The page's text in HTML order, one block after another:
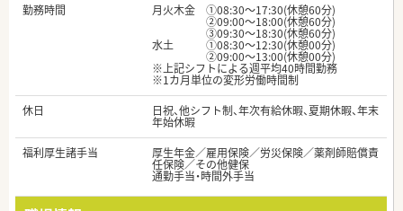
勤務時間
月火木金 ①08:30～17:30(休憩60分)
②09:00～18:00(休憩60分)
③09:30～18:30(休憩60分)
水土 ①08:30～12:30(休憩00分)
②09:00～13:00(休憩00分)
※上記シフトによる週平均40時間勤務
※1カ月単位の変形労働時間制
休日
日祝、他シフト制、年次有給休暇、夏期休暇、年末
年始休暇
福利厚生諸手当
厚生年金／雇用保険／労災保険／薬剤師賠償責
任保険／その他健保
通勤手当・時間外手当